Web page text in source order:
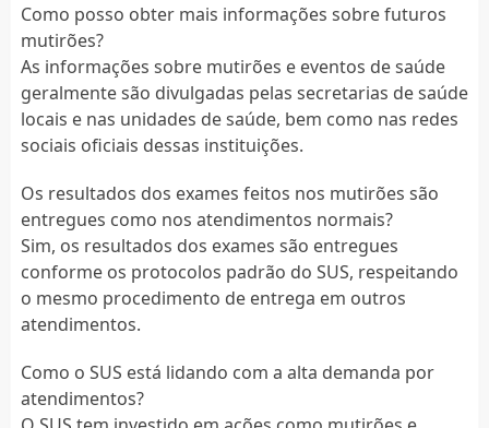
Como posso obter mais informações sobre futuros
mutirões?
As informações sobre mutirões e eventos de saúde
geralmente são divulgadas pelas secretarias de saúde
locais e nas unidades de saúde, bem como nas redes
sociais oficiais dessas instituições.
Os resultados dos exames feitos nos mutirões são
entregues como nos atendimentos normais?
Sim, os resultados dos exames são entregues
conforme os protocolos padrão do SUS, respeitando
o mesmo procedimento de entrega em outros
atendimentos.
Como o SUS está lidando com a alta demanda por
atendimentos?